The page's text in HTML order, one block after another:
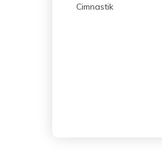
Cimnastik